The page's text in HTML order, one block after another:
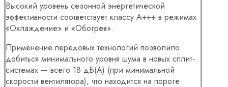
Высокий уровень сезонной энергетической
эффективности соответствует классу A+++ в режимах
«Охлаждение» и «Обогрев».
Применение передовых технологий позволило
добиться минимального уровня шума в новых сплит-
системах — всего 18 дБ(A) (при минимальной
скорости вентилятора), что находится на пороге